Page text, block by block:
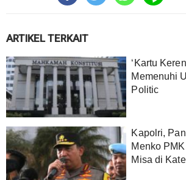
ARTIKEL TERKAIT
‘Kartu
Memenuhi
Politic
Kapolri,
Menko
Misa di